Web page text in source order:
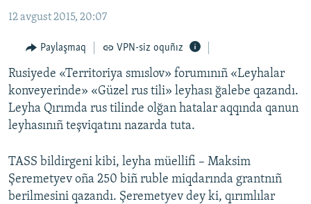
Qıdıruvğa
qaytmaq
MEDENİYET
İNSAN AQLARI
VİDEO
SÜRET
BLOGLAR
Русский
12 avgust 2015, 20:07
Paylaşmaq VPN-siz oquñız
Rusiyede «Territoriya smıslov» forumınıñ «Leyhalar
konveyerinde» «Güzel rus tili» leyhası ğalebe qazandı.
Leyha Qırımda rus tilinde olğan hatalar aqqında qanun
leyhasınıñ teşviqatını nazarda tuta.
TASS bildirgeni kibi, leyha müellifi – Maksim
Şeremetyev oña 250 biñ ruble miqdarında grantnıñ
berilmesini qazandı. Şeremetyev dey ki, qırımlılar